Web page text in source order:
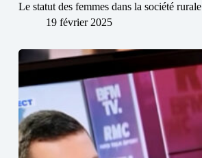
Le statut des femmes dans la société rurale
19 février 2025